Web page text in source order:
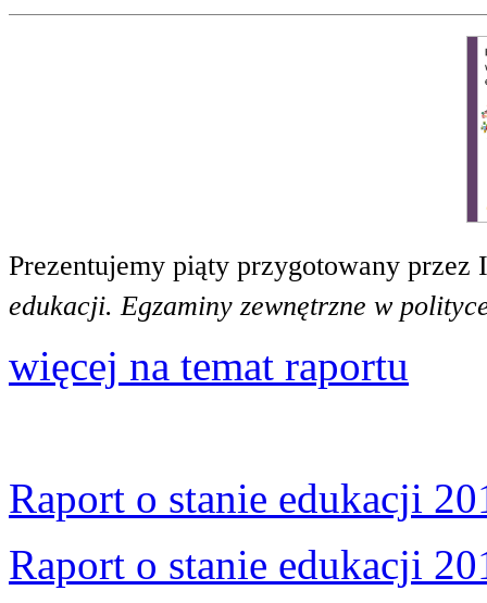
Prezentujemy piąty przygotowany
edukacji. Egzaminy zewnętrzne w
więcej na temat raportu
Raport o stanie edukacji
Raport o stanie edukacji